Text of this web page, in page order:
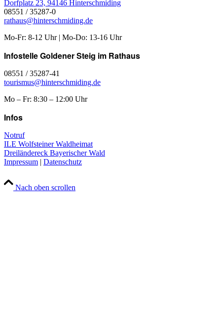
Dorfplatz 23, 94146 Hinterschmiding
08551 / 35287-0
rathaus@hinterschmiding.de
Mo-Fr: 8-12 Uhr | Mo-Do: 13-16 Uhr
Infostelle Goldener Steig im Rathaus
08551 / 35287-41
tourismus@hinterschmiding.de
Mo – Fr: 8:30 – 12:00 Uhr
Infos
Notruf
ILE Wolfsteiner Waldheimat
Dreiländereck Bayerischer Wald
Impressum | Datenschutz
Nach oben scrollen